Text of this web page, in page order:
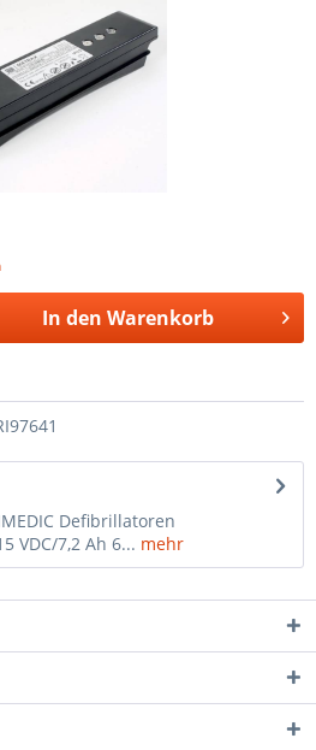
In den Warenkorb
Defibrillatoren
VDC/7,2 Ah 6... mehr